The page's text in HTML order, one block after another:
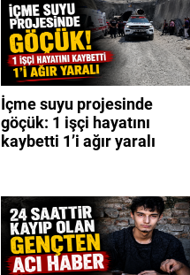
İçme suyu projesinde
göçük: 1 işçi hayatını
kaybetti 1’i ağır yaralı